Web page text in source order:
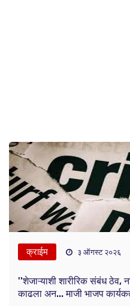
क्राईम ३ ऑगस्ट २०२६
''शेजाऱ्याशी शारीरिक संबंध
काढला अन... माजी भाजप